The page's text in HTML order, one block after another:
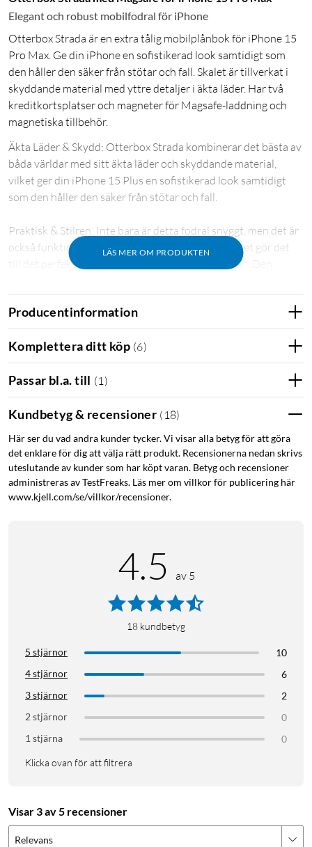
Elegant och robust mobilfodral för iPhone
Otterbox Strada är en extra tålig mobilplånbok för iPhone 15
Pro Max. Ge din iPhone en sofistikerad look samtidigt som
den håller den säker från stötar och fall. Skalet är tillverkat i
skyddande material med yttre detaljer i äkta läder. Har två
kreditkortsplatser och magneter för Magsafe-laddning och
magnetiska tillbehör.
LÄS MER OM PRODUKTEN
Äkta Läder & Skydd: Otterbox Strada kombinerar det bästa av
båda världar med sitt äkta läder och skyddande material,
vilket ger din iPhone 15 Plus en sofistikerad look samtidigt
som den håller den säker från stötar och fall.
Praktisk & Stilren: Inte bara är detta fodral snyggt, men det är
också funktionellt med två kreditkortsplatser, vilket gör det
till det perfekta valet för den moderna användaren. Den
att bära med sig vart du än går.
Tidlös Design: Strada Series från Otterbox är mer än bara ett
fodral; det är en blandning av tidlös stil och sofistikerat skydd.
Den eleganta bokstilsdesignen skyddar din skärm, medan de
olika facken håller dina kort och kontanter säkra. Den
polerade magnetiska spännet ger fodralet en distinkt touch,
designad för att både skydda din enhet och fånga
Med Otterbox Strada får du ett fodral som inte bara ser bra ut,
men också ger dig sinnesro när det kommer till skydd av din
iPhone 15 Plus.
Producentinformation
Komplettera ditt köp (6)
Passar bl.a. till (1 )
Kundbetyg & recensioner ( 18)
Här ser du vad andra kunder tycker. Vi visar alla betyg för att göra
det enklare för dig att välja rätt produkt. Recensionerna nedan skrivs
uteslutande av kunder som har köpt varan. Betyg och recensioner
administreras av TestFreaks. Läs mer om villkor för publicering här
www.kjell.com/se/villkor/recensioner.
4.5 av 5
18 kundbetyg
5 stjärnor
10
4 stjärnor
6
3 stjärnor
2
2 stjärnor
0
1 stjärna
0
Klicka ovan för att filtrera
Visar 3 av 5 recensioner
Relevans